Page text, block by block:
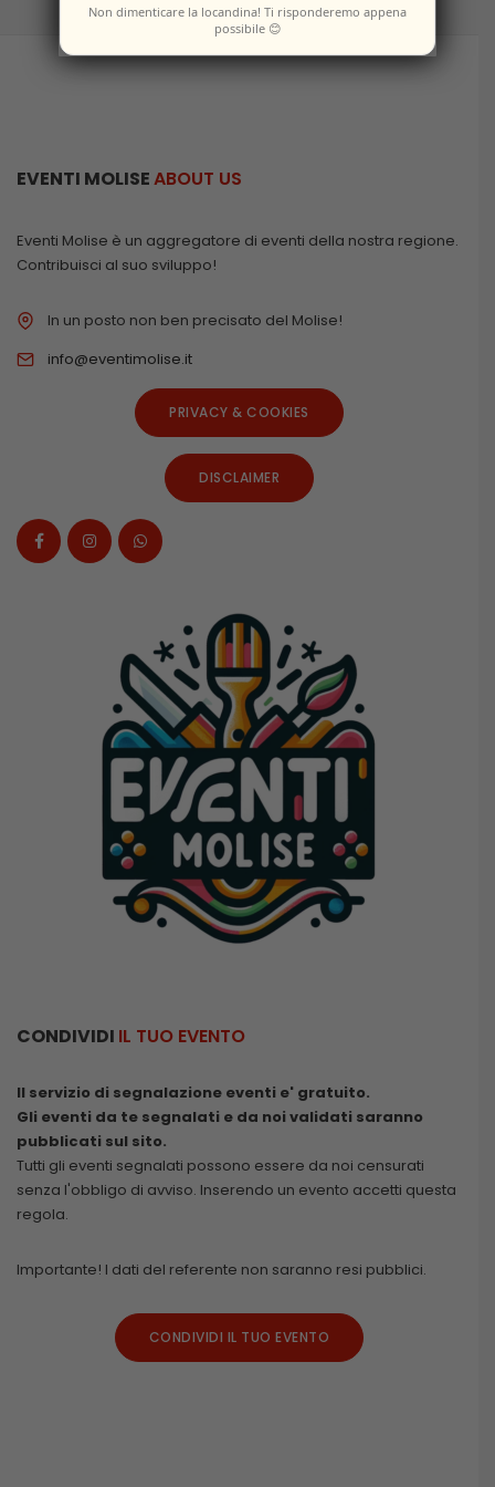
EVENTI MOLISEABOUT US
Eventi Molise è un aggregatore di eventi della nostra regione.
Contribuisci al suo sviluppo!
In un posto non ben precisato del Molise!
info@eventimolise.it
PRIVACY & COOKIES
DISCLAIMER
CONDIVIDI IL TUO EVENTO
Il servizio di segnalazione eventi e' gratuito.
Gli eventi da te segnalati e da noi validati saranno
pubblicati sul sito.
Tutti gli eventi segnalati possono essere da noi censurati
senza l'obbligo di avviso. Inserendo un evento accetti questa
regola.
Importante! I dati del referente non saranno resi pubblici.
CONDIVIDI IL TUO EVENTO
Non dimenticare la locandina! Ti risponderemo appena
possibile 😊